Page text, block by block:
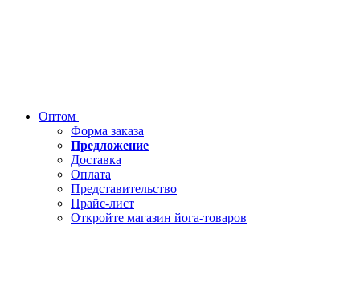
Оптом
Форма заказа
Предложение
Доставка
Оплата
Представительство
Прайс-лист
Откройте магазин йога-товаров